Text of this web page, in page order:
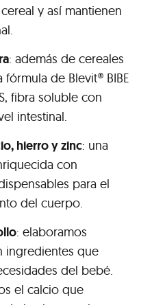
y así mantienen
: además de cereales
de Blevit® BIBE
fibra soluble con
intestinal.
hierro y zinc: una
con
para el
del cuerpo.
: elaboramos
ingredientes que
del bebé.
el calcio que